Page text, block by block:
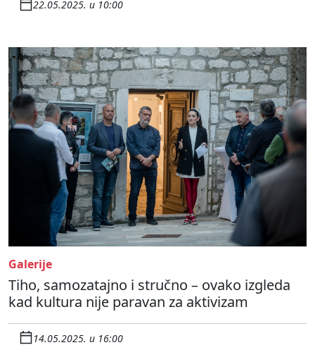
22.05.2025. u 10:00
Galerije
Tiho, samozatajno i stručno – ovako izgleda
kad kultura nije paravan za aktivizam
14.05.2025. u 16:00